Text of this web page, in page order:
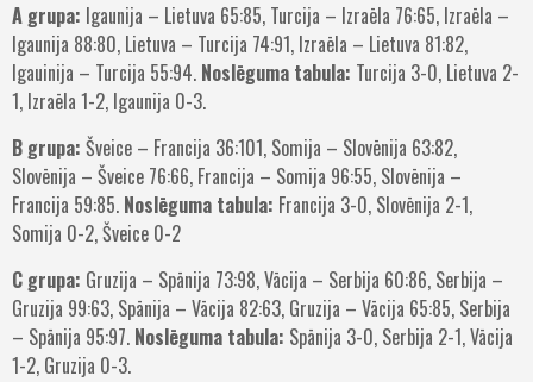
A grupa: Igaunija – Lietuva 65:85, Turcija – Izraēla 76:65, Izraēla –
Igaunija 88:80, Lietuva – Turcija 74:91, Izraēla – Lietuva 81:82,
Igauinija – Turcija 55:94. Noslēguma tabula: Turcija 3-0, Lietuva 2-
1, Izraēla 1-2, Igaunija 0-3.
B grupa: Šveice – Francija 36:101, Somija – Slovēnija 63:82,
Slovēnija – Šveice 76:66, Francija – Somija 96:55, Slovēnija –
Francija 59:85. Noslēguma tabula: Francija 3-0, Slovēnija 2-1,
Somija 0-2, Šveice 0-2
C grupa: Gruzija – Spānija 73:98, Vācija – Serbija 60:86, Serbija –
Gruzija 99:63, Spānija – Vācija 82:63, Gruzija – Vācija 65:85, Serbija
– Spānija 95:97. Noslēguma tabula: Spānija 3-0, Serbija 2-1, Vācija
1-2, Gruzija 0-3.